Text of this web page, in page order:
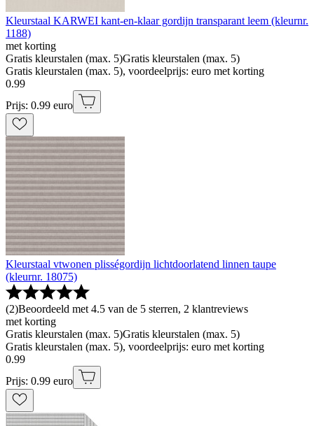
Kleurstaal KARWEI kant-en-klaar gordijn transparant leem (kleurnr.
1188)
met korting
Gratis kleurstalen (max. 5)Gratis kleurstalen (max. 5)
Gratis kleurstalen (max. 5), voordeelprijs: euro met korting
0.99
Prijs: 0.99 euro
Kleurstaal vtwonen plisségordijn lichtdoorlatend linnen taupe
(kleurnr. 18075)
(2)Beoordeeld met 4.5 van de 5 sterren, 2 klantreviews
met korting
Gratis kleurstalen (max. 5)Gratis kleurstalen (max. 5)
Gratis kleurstalen (max. 5), voordeelprijs: euro met korting
0.99
Prijs: 0.99 euro